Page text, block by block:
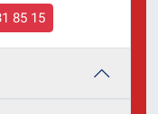
85 15